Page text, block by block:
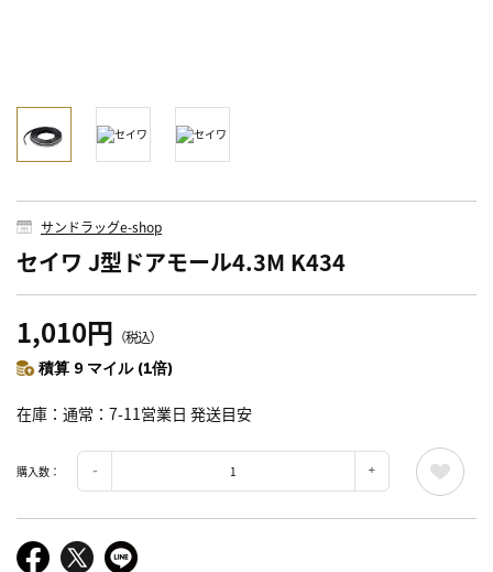
サンドラッグe-shop
セイワ J型ドアモール4.3M K434
1,010円 （税込）
積算 9 マイル (1倍)
在庫 通常：7-11営業日 発送目安
購入数：